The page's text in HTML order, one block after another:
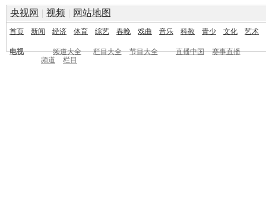
央视网 | 视频 | 网站地图
首页 新闻 经济 体育 综艺 春晚 戏曲 音乐 科教 青少 文化 艺术
电视 频道大全 栏目大全 节目大全 直播中国
赛事直播
频道
栏目